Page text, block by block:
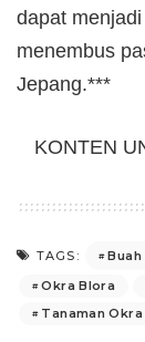
dapat
menembus
Jepang.***
KONTEN
TAGS: Buah
Okra Blora
Tanaman